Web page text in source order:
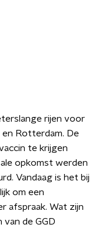
rijen voor
Rotterdam. De
te krijgen
opkomst werden
Vandaag is het bij
om een
afspraak. Wat zijn
van de GGD